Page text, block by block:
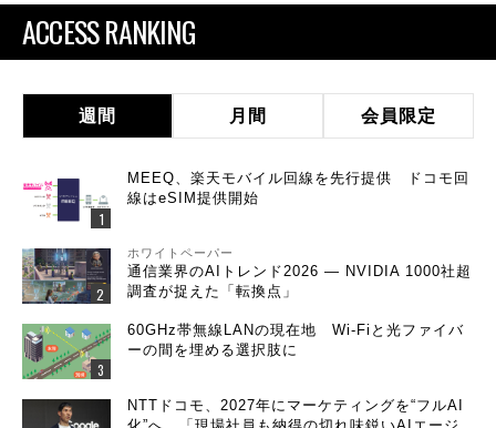
ACCESS RANKING
週間 月間 会員限定
MEEQ、楽天モバイル回線を先行提供 ドコモ回
線はeSIM提供開始
ホワイトペーパー
通信業界のAIトレンド2026 ― NVIDIA 1000社超
調査が捉えた「転換点」
60GHz帯無線LANの現在地 Wi-Fiと光ファイバ
ーの間を埋める選択肢に
NTTドコモ、2027年にマーケティングを“フルAI